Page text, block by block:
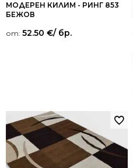
МОДЕРЕН КИЛИМ - РИНГ 853
БЕЖОВ
от: 52.50 €/ бр.